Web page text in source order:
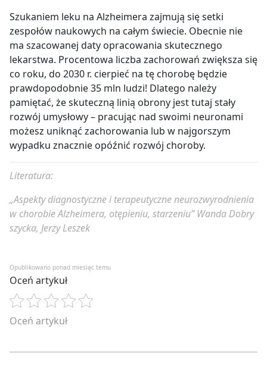
Szukaniem leku na Alzheimera zajmują się setki
zespołów naukowych na całym świecie. Obecnie nie
ma szacowanej daty opracowania skutecznego
lekarstwa. Procentowa liczba zachorowań zwiększa się
co roku, do 2030 r. cierpieć na tę chorobę będzie
prawdopodobnie 35 mln ludzi! Dlatego należy
pamiętać, że skuteczną linią obrony jest tutaj stały
rozwój umysłowy – pracując nad swoimi neuronami
możesz uniknąć zachorowania lub w najgorszym
wypadku znacznie opóźnić rozwój choroby.
Literatura:
„Aspekty diagnostyczne i terapeutyczne neurozwyrodnienia
w chorobie Alzheimera, otępieniu, starzeniu” Wanda Dobry
szycka, Jerzy Leszek
Opublikowano ponad miesiąc temu
Oceń artykuł
Oceń artykuł